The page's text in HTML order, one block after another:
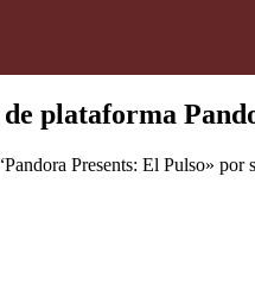
plataforma
Presents: El Pulso» por